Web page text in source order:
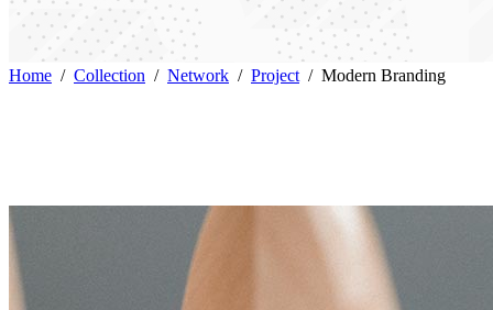
Home / Collection / Network / Project / Modern Branding